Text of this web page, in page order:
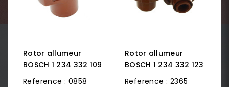
Rotor allumeur
BOSCH 1 234 332 109
Reference : 0858
Rotor allumeur
BOSCH 1 234 332 123
Reference : 2365